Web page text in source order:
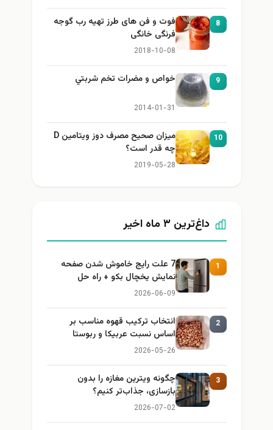
8
فوت و فن های طرز تهیه رب گوجه
فرنگی خانگی
2018-10-08
9 خواص و مضرات تخم شربتي
2014-01-31
10
میزان صحیح مصرف دوز ویتامین D
چه قدر است؟
2019-05-28
داغ‌ترین ۳ ماه اخیر
1
7 علت رایج خاموش شدن صفحه
نمایش یخچال بکو + راه حل
2026-06-09
2
انتخاب ترکیب قهوه مناسب بر
اساس نسبت عربیکا و ربوستا
2026-05-26
3
چگونه ویترین مغازه را بدون
بازسازی، جذاب‌تر کنیم؟
2026-07-02